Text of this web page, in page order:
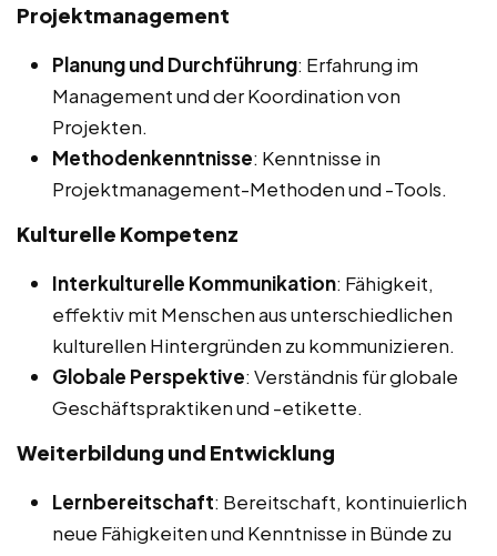
Projektmanagement
Planung und Durchführung: Erfahrung im
Management und der Koordination von
Projekten.
Methodenkenntnisse: Kenntnisse in
Projektmanagement-Methoden und -Tools.
Kulturelle Kompetenz
Interkulturelle Kommunikation: Fähigkeit,
effektiv mit Menschen aus unterschiedlichen
kulturellen Hintergründen zu kommunizieren.
Globale Perspektive: Verständnis für globale
Geschäftspraktiken und -etikette.
Weiterbildung und Entwicklung
Lernbereitschaft: Bereitschaft, kontinuierlich
neue Fähigkeiten und Kenntnisse in Bünde zu